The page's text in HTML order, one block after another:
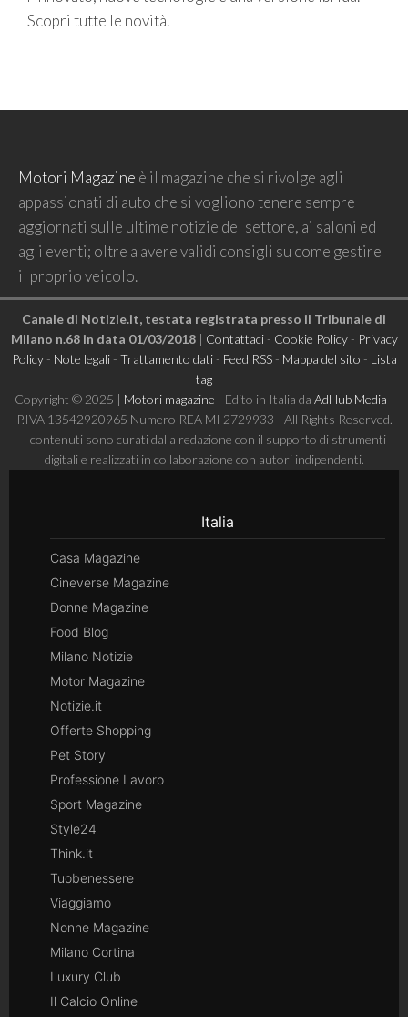
Scopri tutte le novità.
Motori Magazine è il magazine che si rivolge agli
appassionati di auto che si vogliono tenere sempre
aggiornati sulle ultime notizie del settore, ai saloni ed
agli eventi; oltre a avere validi consigli su come gestire
il proprio veicolo.
Canale di Notizie.it, testata registrata presso il Tribunale di
Milano n.68 in data 01/03/2018| Contattaci- Cookie Policy- Privacy
Policy- Note legali- Trattamento dati- Feed RSS- Mappa del sito - Lista
tag
Copyright © 2025 | Motori magazine - Edito in Italia da AdHub Media -
P.IVA 13542920965 Numero REA MI 2729933 - All Rights Reserved.
I contenuti sono curati dalla redazione con il supporto di strumenti
digitali e realizzati in collaborazione con autori indipendenti.
Italia
Casa Magazine
Cineverse Magazine
Donne Magazine
Food Blog
Milano Notizie
Motor Magazine
Notizie.it
Offerte Shopping
Pet Story
Professione Lavoro
Sport Magazine
Style24
Think.it
Tuobenessere
Viaggiamo
Nonne Magazine
Milano Cortina
Luxury Club
Il Calcio Online